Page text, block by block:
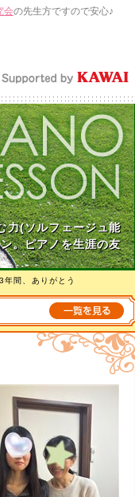
会の先生方ですので安心♪
力(ソルフェージュ能
。ピアノを生涯の友
年間、ありがとう